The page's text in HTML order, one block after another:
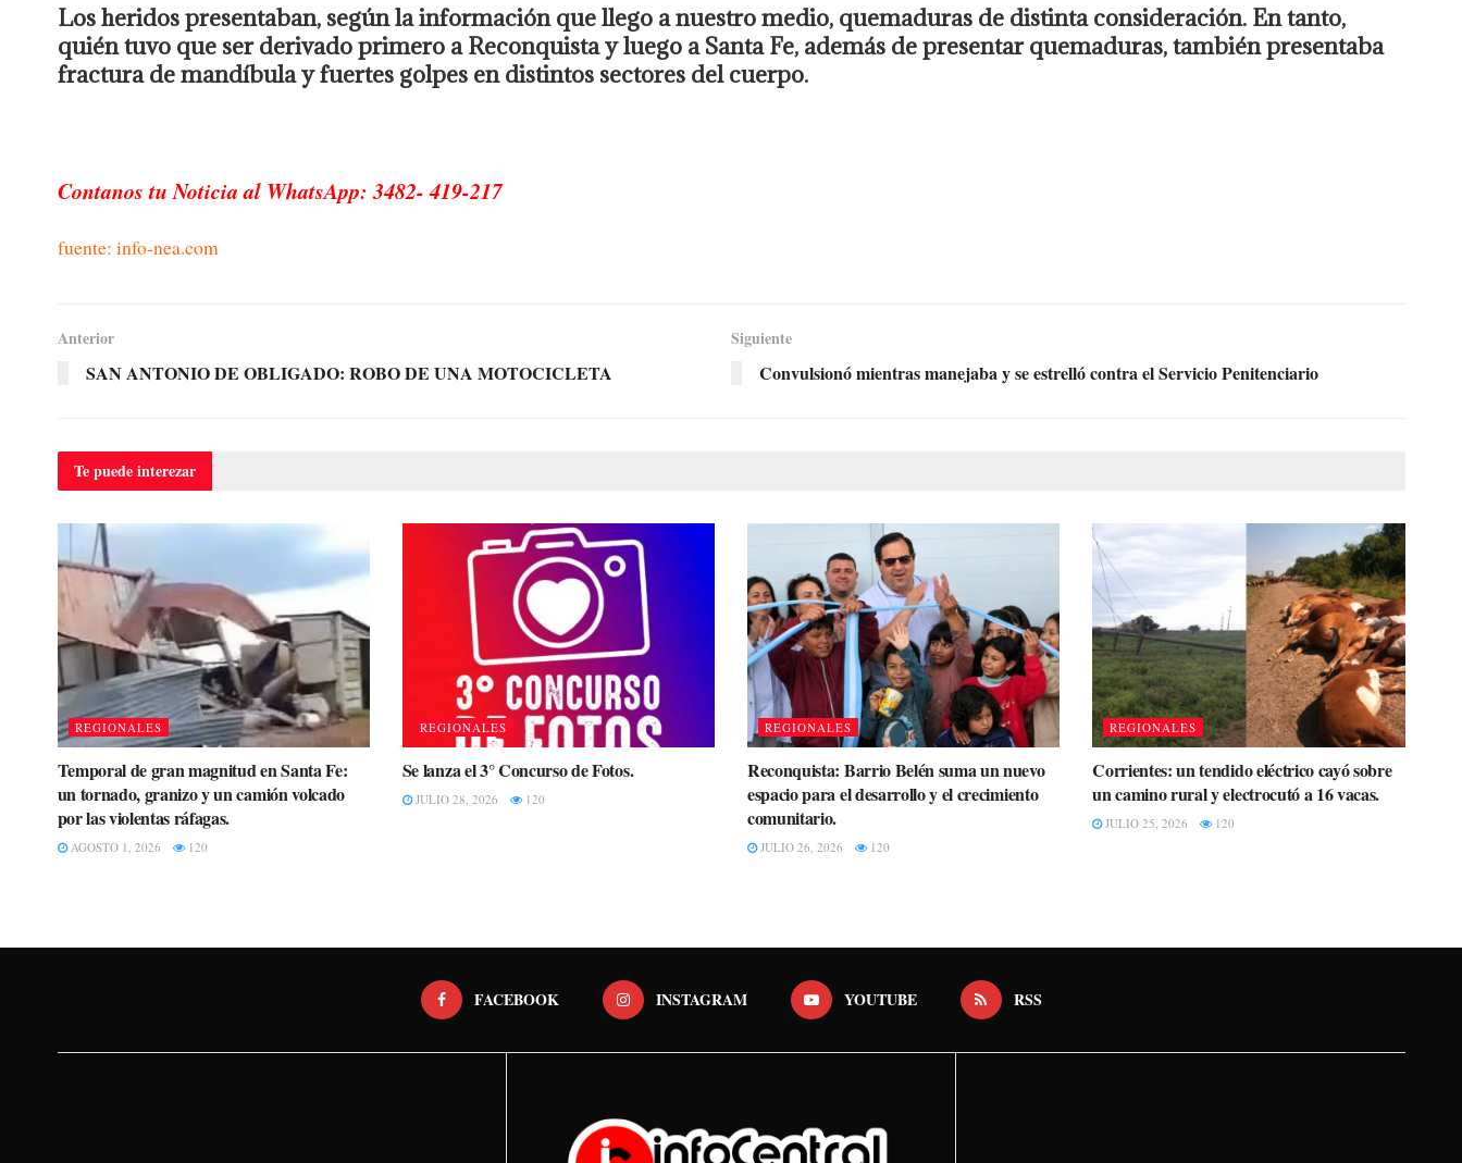
Los heridos presentaban, según la información que llego a nuestro medio, quemaduras de distinta consideración. En tanto,
quién tuvo que ser derivado primero a Reconquista y luego a Santa Fe, además de presentar quemaduras, también presentaba
fractura de mandíbula y fuertes golpes en distintos sectores del cuerpo.
Contanos tu Noticia al WhatsApp: 3482- 419-217
fuente: info-nea.com
Anterior
SAN ANTONIO DE OBLIGADO: ROBO DE UNA MOTOCICLETA
Siguiente
Convulsionó mientras manejaba y se estrelló contra el Servicio Penitenciario
Te puedeinterezar
REGIONALES
Temporal de gran magnitud en Santa Fe:
un tornado, granizo y un camión volcado
por las violentas ráfagas.
AGOSTO 1, 2026 120
REGIONALES
Se lanza el 3° Concurso de Fotos.
JULIO 28, 2026 120
REGIONALES
Reconquista: Barrio Belén suma un nuevo
espacio para el desarrollo y el crecimiento
comunitario.
JULIO 26, 2026 120
REGIONALES
Corrientes: un tendido eléctrico cayó sobre
un camino rural y electrocutó a 16 vacas.
JULIO 25, 2026 120
FACEBOOK INSTAGRAM YOUTUBE RSS